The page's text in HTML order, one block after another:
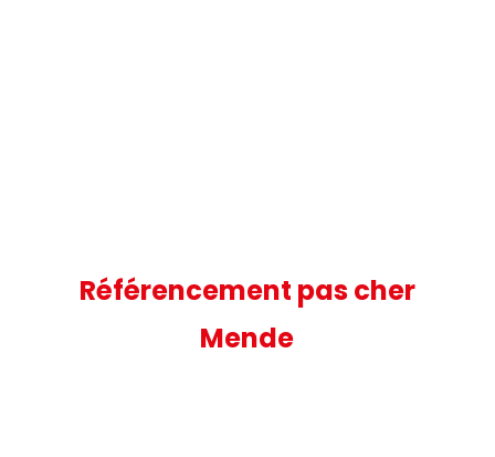
Référencement pas cher
Mende